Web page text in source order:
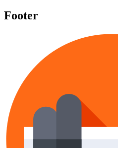
Footer